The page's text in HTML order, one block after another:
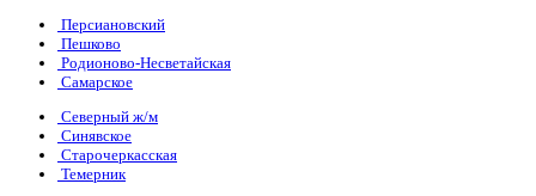
Персиановский
Пешково
Родионово-Несветайская
Самарское
Северный ж/м
Синявское
Старочеркасская
Темерник